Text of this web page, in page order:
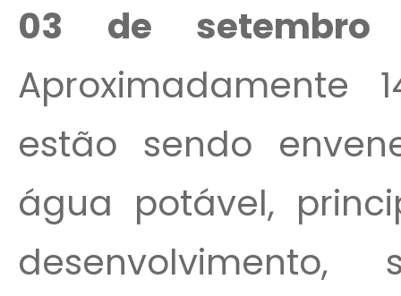
03 de setembro
Aproximadamente
estão sendo
água potável,
desenvolvimento,